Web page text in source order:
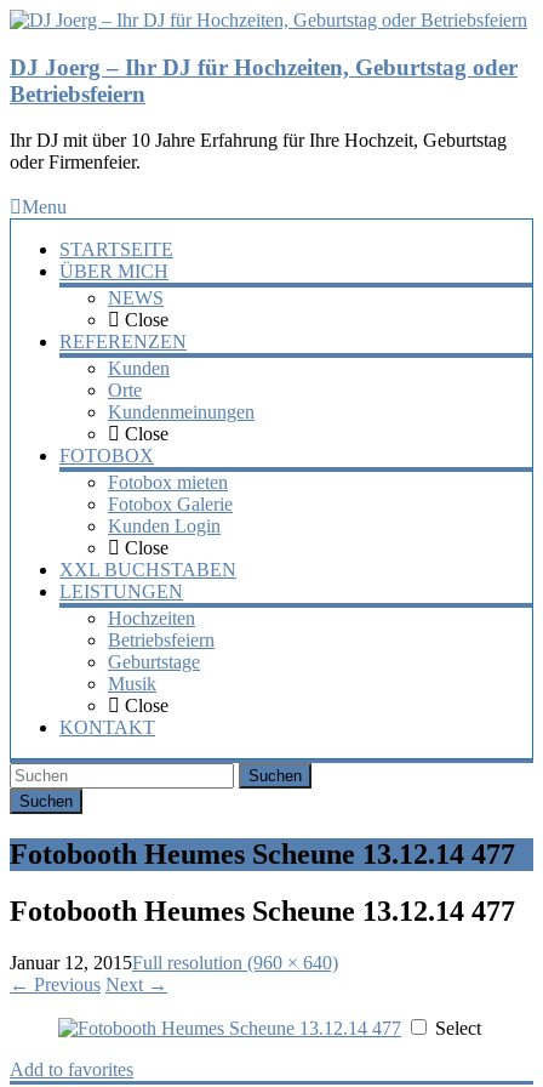
DJ Joerg – Ihr DJ für Hochzeiten, Geburtstag oder
Betriebsfeiern
Ihr DJ mit über 10 Jahre Erfahrung für Ihre Hochzeit, Geburtstag
oder Firmenfeier.
Menu
STARTSEITE
ÜBER MICH
NEWS
Close
REFERENZEN
Kunden
Orte
Kundenmeinungen
Close
FOTOBOX
Fotobox mieten
Fotobox Galerie
Kunden Login
Close
XXL BUCHSTABEN
LEISTUNGEN
Hochzeiten
Betriebsfeiern
Geburtstage
Musik
Close
KONTAKT
Suchen
Fotobooth Heumes Scheune 13.12.14 477
Fotobooth Heumes Scheune 13.12.14 477
Januar 12, 2015Full resolution (960 × 640)
← Previous Next →
Select
Add to favorites